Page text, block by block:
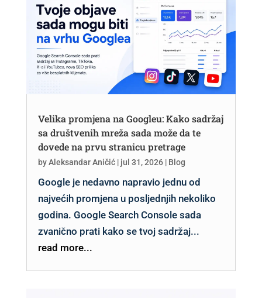
Velika promjena na Googleu: Kako sadržaj
sa društvenih mreža sada može da te
dovede na prvu stranicu pretrage
byAleksandar Aničić| jul 31, 2026| Blog
Google je nedavno napravio jednu od
najvećih promjena u posljednjih nekoliko
godina. Google Search Console sada
zvanično prati kako se tvoj sadržaj...
read more...